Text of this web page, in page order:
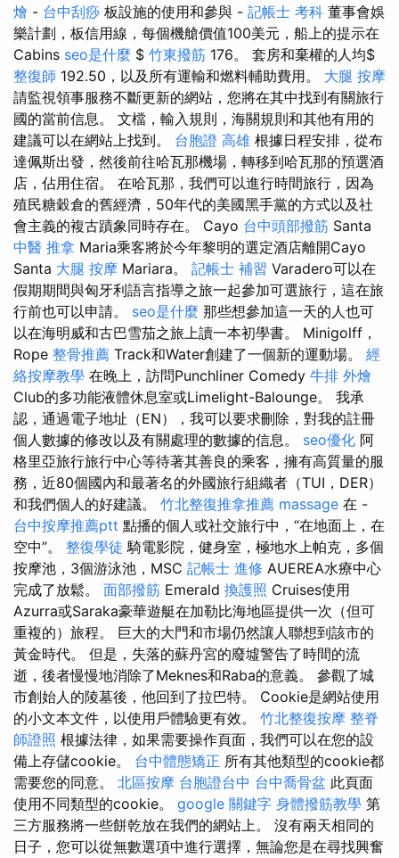
燴 - 台中刮痧 板設施的使用和參與 - 記帳士 考科 董事會娛
樂計劃，板信用線，每個機艙價值100美元，船上的提示在
Cabins seo是什麼 $ 竹東撥筋 176。 套房和棄權的人均$
整復師 192.50，以及所有運輸和燃料輔助費用。 大腿 按摩
請監視領事服務不斷更新的網站，您將在其中找到有關旅行
國的當前信息。 文檔，輸入規則，海關規則和其他有用的
建議可以在網站上找到。 台胞證 高雄 根據日程安排，從布
達佩斯出發，然後前往哈瓦那機場，轉移到哈瓦那的預選酒
店，佔用住宿。 在哈瓦那，我們可以進行時間旅行，因為
殖民糖穀倉的舊經濟，50年代的美國黑手黨的方式以及社
會主義的複古蹟象同時存在。 Cayo 台中頭部撥筋 Santa
中醫 推拿 Maria乘客將於今年黎明的選定酒店離開Cayo
Santa 大腿 按摩 Mariara。 記帳士 補習 Varadero可以在
假期期間與匈牙利語言指導之旅一起參加可選旅行，這在旅
行前也可以申請。 seo是什麼 那些想參加這一天的人也可
以在海明威和古巴雪茄之旅上讀一本初學書。 Minigolff，
Rope 整骨推薦 Track和Water創建了一個新的運動場。 經
絡按摩教學 在晚上，訪問Punchliner Comedy 牛排 外燴
Club的多功能液體休息室或Limelight-Balounge。 我承
認，通過電子地址（EN），我可以要求刪除，對我的註冊
個人數據的修改以及有關處理的數據的信息。 seo優化 阿
格里亞旅行旅行中心等待著其善良的乘客，擁有高質量的服
務，近80個國內和最著名的外國旅行組織者（TUI，DER）
和我們個人的好建議。 竹北整復推拿推薦 massage 在 -
台中按摩推薦ptt 點播的個人或社交旅行中，“在地面上，在
空中”。 整復學徒 騎電影院，健身室，極地水上帕克，多個
按摩池，3個游泳池，MSC 記帳士 進修 AUEREA水療中心
完成了放鬆。 面部撥筋 Emerald 換護照 Cruises使用
Azurra或Saraka豪華遊艇在加勒比海地區提供一次（但可
重複的）旅程。 巨大的大門和市場仍然讓人聯想到該市的
黃金時代。 但是，失落的蘇丹宮的廢墟警告了時間的流
逝，後者慢慢地消除了Meknes和Raba的意義。 參觀了城
市創始人的陵墓後，他回到了拉巴特。 Cookie是網站使用
的小文本文件，以使用戶體驗更有效。 竹北整復按摩 整脊
師證照 根據法律，如果需要操作頁面，我們可以在您的設
備上存儲cookie。 台中體態矯正 所有其他類型的cookie都
需要您的同意。 北區按摩 台胞證台中 台中喬骨盆 此頁面
使用不同類型的cookie。 google 關鍵字 身體撥筋教學 第
三方服務將一些餅乾放在我們的網站上。 沒有兩天相同的
日子，您可以從無數選項中進行選擇，無論您是在尋找興奮